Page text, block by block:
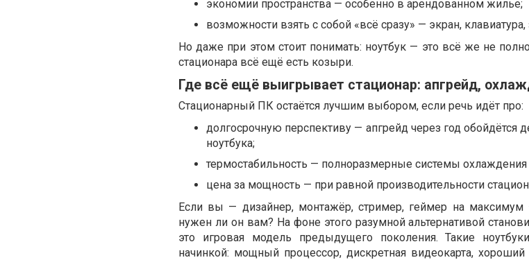
экономии пространства — особенно в арендованном жилье;
возможности взять с собой «всё сразу» — экран,
Но даже при этом стоит понимать: ноутбук — это всё же не
стационара всё ещё есть козыри.
Где всё ещё выигрывает стационар: апгрейд,
Стационарный ПК остаётся лучшим выбором, если речь идёт про:
долгосрочную перспективу — апгрейд через год обойдётся
ноутбука;
термостабильность — полноразмерные системы
цена за мощность — при равной производительности
Если вы — дизайнер, монтажёр, стример, геймер на
нужен ли он вам? На фоне этого разумной альтернативой
это игровая модель предыдущего поколения. Такие
начинкой: мощный процессор, дискретная видеокарта,